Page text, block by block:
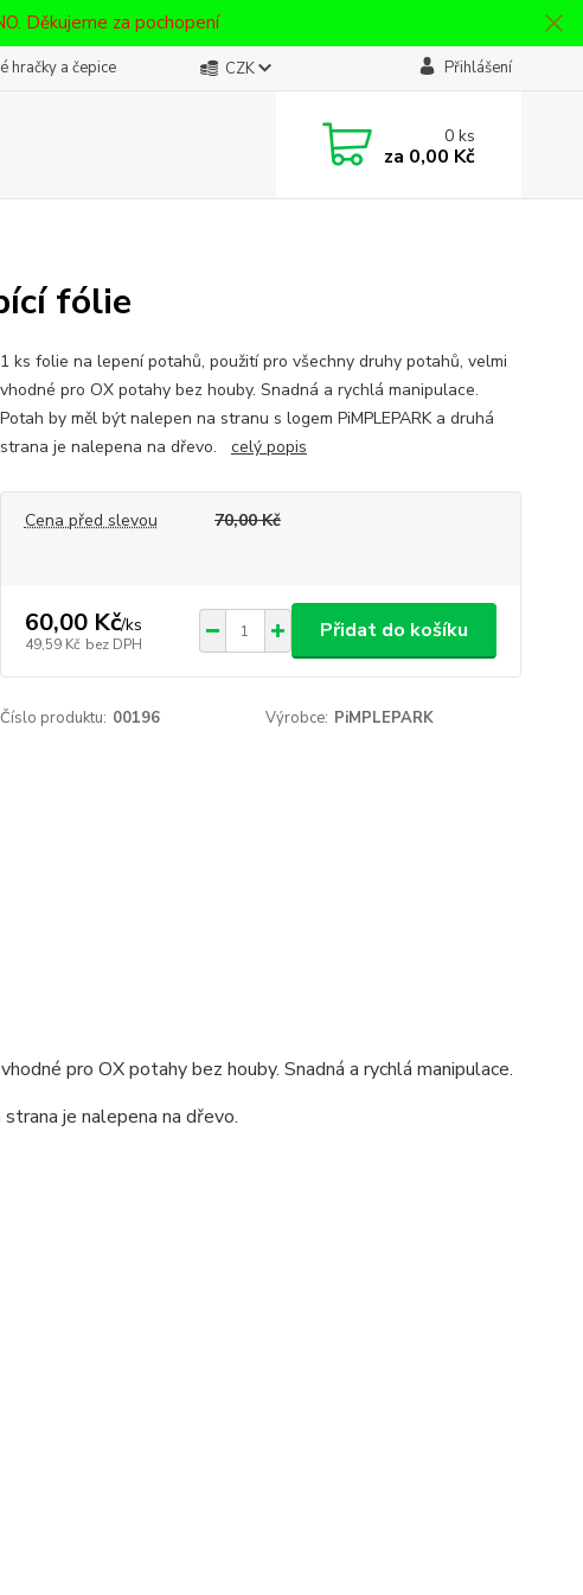
Děkujeme za pochopení
hračky a čepice CZK Přihlášení
0ks
za 0,00 Kč
fólie
1 ks folie na lepení potahů, použití pro všechny druhy potahů, velmi
vhodné pro OX potahy bez houby. Snadná a rychlá manipulace.
Potah by měl být nalepen na stranu s logem PiMPLEPARK a druhá
strana je nalepena na dřevo. celý popis
Cena před slevou 70,00 Kč
60,00 Kč/ks
49,59 Kč bez DPH
Přidat do košíku
Číslo produktu: 00196 Výrobce: PiMPLEPARK
pro OX potahy bez houby. Snadná a rychlá manipulace.
je nalepena na dřevo.